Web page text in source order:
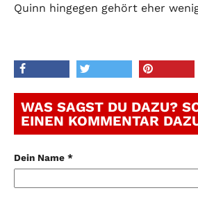
Quinn hingegen gehört eher
WAS SAGST DU DAZU?
EINEN KOMMENTAR
Dein Name *